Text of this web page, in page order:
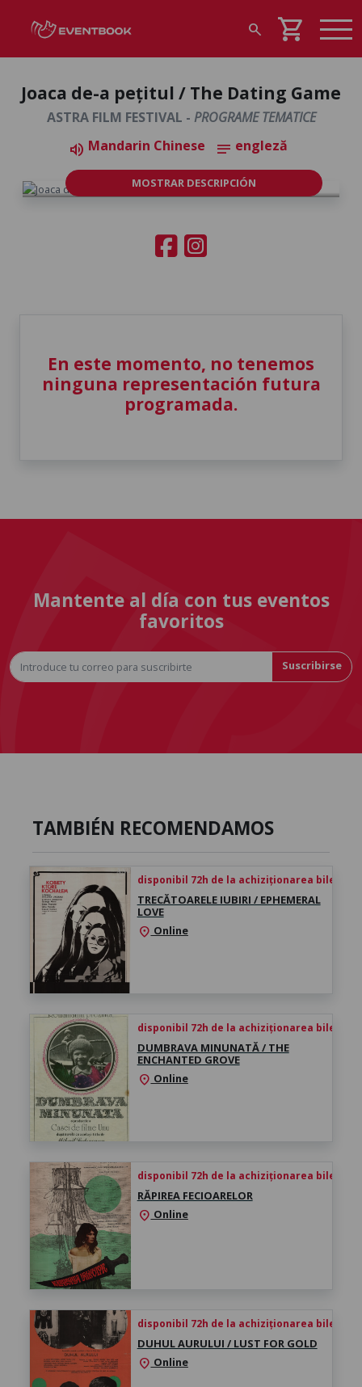
search shopping_cart
Joaca de-a pețitul / The Dating Game
ASTRA FILM FESTIVAL - PROGRAME TEMATICE
volume_up Mandarin Chinese notes engleză
MOSTRAR DESCRIPCIÓN
En este momento, no tenemos
ninguna representación futura
programada.
Mantente al día con tus eventos
favoritos
Suscribirse
TAMBIÉN RECOMENDAMOS
disponibil 72h de la achiziționarea biletului
TRECĂTOARELE IUBIRI / EPHEMERAL
LOVE
location_on Online
disponibil 72h de la achiziționarea biletului
DUMBRAVA MINUNATĂ / THE
ENCHANTED GROVE
location_on Online
disponibil 72h de la achiziționarea biletului
RĂPIREA FECIOARELOR
location_on Online
disponibil 72h de la achiziționarea biletului
DUHUL AURULUI / LUST FOR GOLD
location_on Online